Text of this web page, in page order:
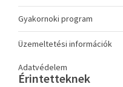
Gyakornoki program
Üzemeltetési információk
Adatvédelem
Érintetteknek